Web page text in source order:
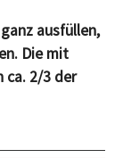
ausfüllen,
Die mit
ca. 2/3 der